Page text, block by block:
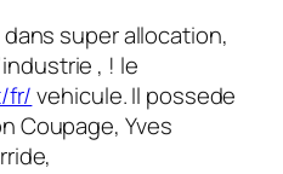
super allocation,
, ! le
fr/vehicule. Il possede
Coupage, Yves